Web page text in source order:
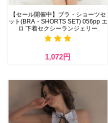
【セール開催中】ブラ・ショーツセ
ット(BRA・SHORTS SET) 056pp エ
ロ 下着セクシーランジェリー
1,072円